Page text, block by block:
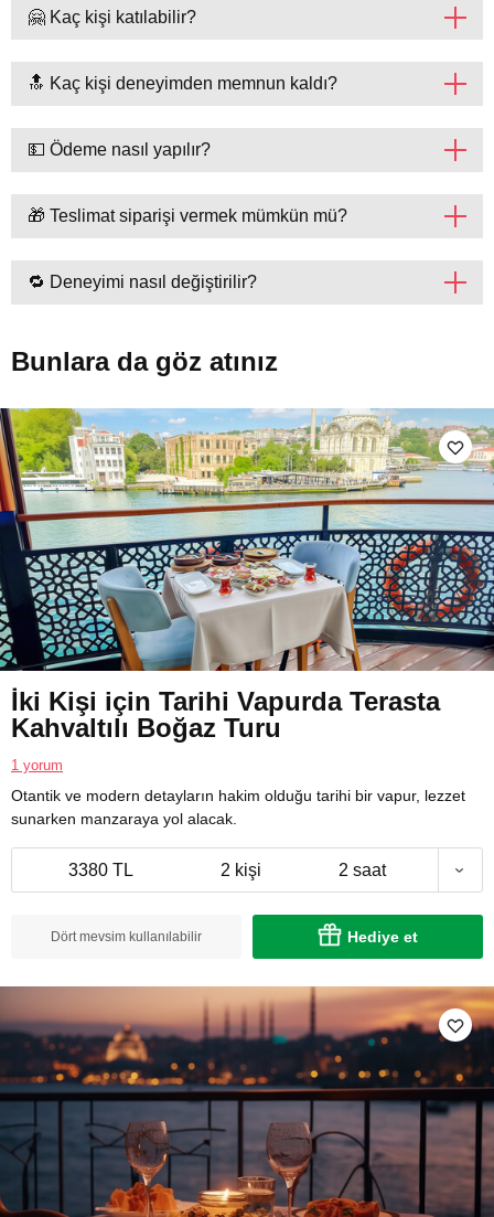
🤗 Kaç kişi katılabilir?
🔝 Kaç kişi deneyimden memnun kaldı?
💵 Ödeme nasıl yapılır?
🎁 Teslimat siparişi vermek mümkün mü?
🔁 Deneyimi nasıl değiştirilir?
Bunlara da göz atınız
İki Kişi için Tarihi Vapurda Terasta
Kahvaltılı Boğaz Turu
1 yorum
Otantik ve modern detayların hakim olduğu tarihi bir vapur, lezzet
sunarken manzaraya yol alacak.
3380 TL 2 kişi 2 saat
Dört mevsim kullanılabilir Hediye et